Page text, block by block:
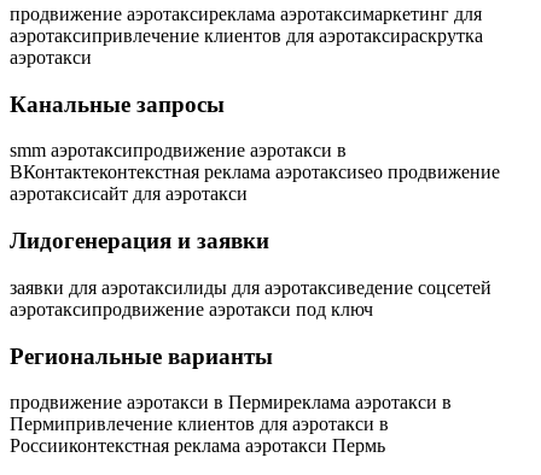
продвижение аэротаксиреклама аэротаксимаркетинг для
аэротаксипривлечение клиентов для аэротаксираскрутка
аэротакси
Канальные запросы
smm аэротаксипродвижение аэротакси в
ВКонтактеконтекстная реклама аэротаксиseo продвижение
аэротаксисайт для аэротакси
Лидогенерация и заявки
заявки для аэротаксилиды для аэротаксиведение соцсетей
аэротаксипродвижение аэротакси под ключ
Региональные варианты
продвижение аэротакси в Пермиреклама аэротакси в
Пермипривлечение клиентов для аэротакси в
Россииконтекстная реклама аэротакси Пермь